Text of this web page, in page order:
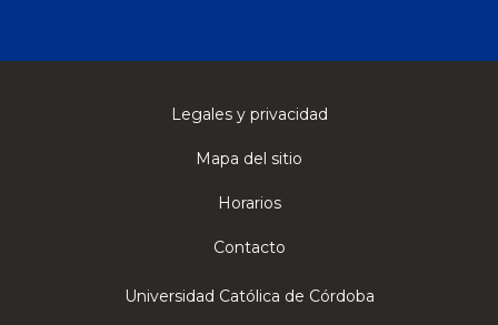
Legales y privacidad
Mapa del sitio
Horarios
Contacto
Universidad Católica de Córdoba